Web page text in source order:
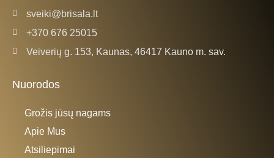
sveiki@brisala.lt
+370 676 25015
Veiverių g. 153, Kaunas, 46417 Kauno m. sav.
Nuorodos
Grožis jūsų nagams
Apie Mus
Atsiliepimai